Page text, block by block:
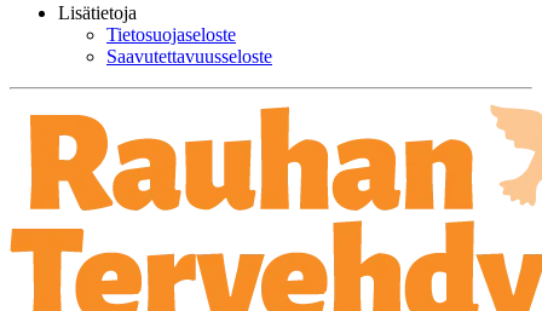
Lisätietoja
Tietosuojaseloste
Saavutettavuusseloste